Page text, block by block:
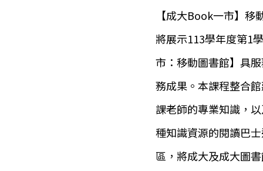
【成大Book一市】
將展示113學年度第1
市：移動圖書館】具
務成果。本課程整合
課老師的專業知識，
種知識資源的閱讀巴
區，將成大及成大圖